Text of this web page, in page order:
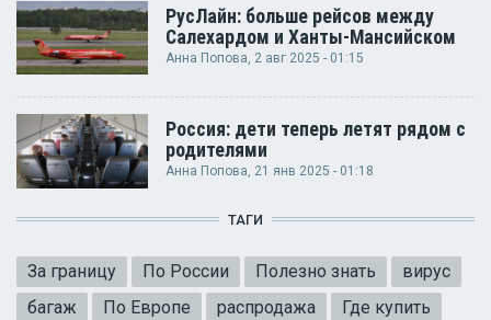
РусЛайн: больше рейсов между
Салехардом и Ханты-Мансийском
Анна Попова , 2 авг 2025 - 01:15
Россия: дети теперь летят рядом с
родителями
Анна Попова, 21 янв 2025 - 01:18
ТАГИ
За границу По России Полезно знать
вирус
багаж
По Европе распродажа
Где купить